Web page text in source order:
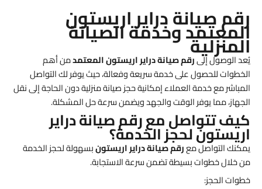
رقم صيانة دراير اريستون
المعتمد وخدمة الصيانة
المنزلية
يُعد الوصول إلىرقم صيانة دراير اريستون المعتمدمن أهم
الخطوات للحصول على خدمة سريعة وفعالة، حيث يوفر لك التواصل
المباشر مع خدمة العملاء إمكانية حجز صيانة منزلية دون الحاجة إلى نقل
الجهاز، مما يوفر الوقت والجهد ويضمن سرعة حل المشكلة.
كيف تتواصل مع رقم صيانة دراير
اريستون لحجز الخدمة؟
يمكنك التواصل معرقم صيانة دراير اريستونبسهولة لحجز الخدمة
من خلال خطوات بسيطة تضمن سرعة الاستجابة.
خطوات الحجز: